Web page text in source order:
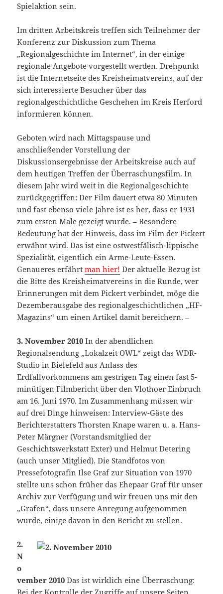
Spielaktion sein.
Im dritten Arbeitskreis treffen sich Teilnehmer der
Konferenz zur Diskussion zum Thema
„Regionalgeschichte im Internet“, in der einige
regionale Angebote vorgestellt werden. Drehpunkt
ist die Internetseite des Kreisheimatvereins, auf der
sich interessierte Besucher über das
regionalgeschichtliche Geschehen im Kreis Herford
informieren können.
Geboten wird nach Mittagspause und
anschließender Vorstellung der
Diskussionsergebnisse der Arbeitskreise auch auf
dem heutigen Treffen der Überraschungsfilm. In
diesem Jahr wird weit in die Regionalgeschichte
zurückgegriffen: Der Film dauert etwa 80 Minuten
und fast ebenso viele Jahre ist es her, dass er 1931
zum ersten Male gezeigt wurde. – Besondere
Bedeutung hat der Hinweis, dass im Film der Pickert
erwähnt wird. Das ist eine ostwestfälisch-lippische
Spezialität, eigentlich ein Arme-Leute-Essen.
Genaueres erfährtman hier! Der aktuelle Bezug ist
die Bitte des Kreisheimatvereins in die Runde, wer
Erinnerungen mit dem Pickert verbindet, möge die
Dezemberausgabe des regionalgeschichtlichen „HF-
Magazins“ um einen Artikel damit bereichern. –
3. November 2010 In der abendlichen
Regionalsendung „Lokalzeit OWL“ zeigt das WDR-
Studio in Bielefeld aus Anlass des
Erdfallvorkommens am gestrigen Tag einen fast 5-
minütigen Filmbericht über den Vlothoer Einbruch
am 16. Juni 1970. Im Zusammenhang müssen wir
auf drei Dinge hinweisen: Interview-Gäste des
Berichterstatters Thorsten Knape waren u. a. Hans-
Peter Märgner (Vorstandsmitglied der
Geschichtswerkstatt Exter) und Helmut Detering
(auch unser Mitglied). Die Standfotos von
Pressefotografin Ilse Graf zur Situation von 1970
stellte uns schon früher das Ehepaar Graf für unser
Archiv zur Verfügung und wir freuen uns mit den
„Grafen“, dass unsere Anregung aufgenommen
wurde, einige davon in den Bericht zu stellen.
2.
N
o
vember 2010 Das ist wirklich eine Überraschung:
Bei der Kontrolle der Zugriffe auf unsere Seiten